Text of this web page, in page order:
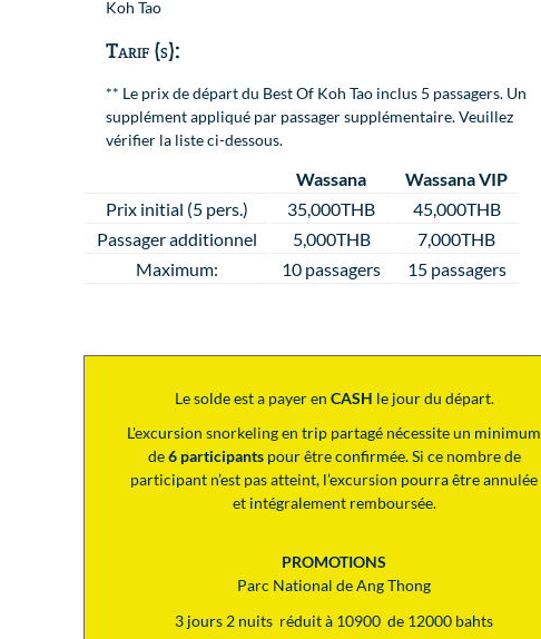
Koh Tao
Tarif (s):
** Le prix de départ du Best Of Koh Tao inclus 5 passagers. Un
supplément appliqué par passager supplémentaire. Veuillez
vérifier la liste ci-dessous.
Wassana
Wassana VIP
Prix initial (5 pers.)
35,000THB
45,000THB
Passager additionnel
5,000THB
7,000THB
Maximum:
10 passagers 15 passagers
Le solde est a payer en CASH le jour du départ.
L'excursion snorkeling en trip partagé nécessite un minimum
de6 participantspour être confirmée. Si ce nombre de
participant n’est pas atteint, l’excursion pourra être annulée
et intégralement remboursée.
PROMOTIONS
Parc National de Ang Thong
3 jours 2 nuits réduit à 10900 de 12000 bahts